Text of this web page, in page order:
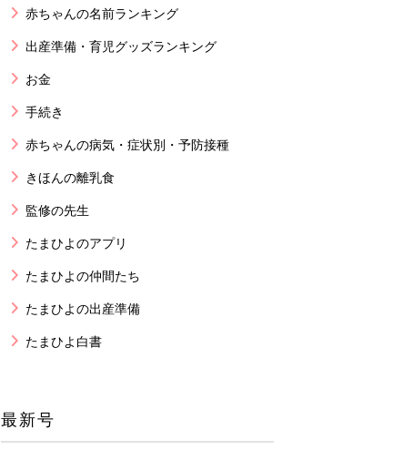
赤ちゃんの名前ランキング
出産準備・育児グッズランキング
お金
手続き
赤ちゃんの病気・症状別・予防接種
きほんの離乳食
監修の先生
たまひよのアプリ
たまひよの仲間たち
たまひよの出産準備
たまひよ白書
最新号